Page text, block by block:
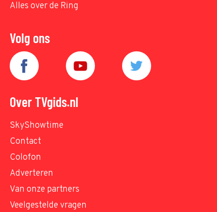
Alles over de Ring
Volg ons
Over TVgids.nl
SkyShowtime
Contact
Colofon
Adverteren
Van onze partners
Veelgestelde vragen